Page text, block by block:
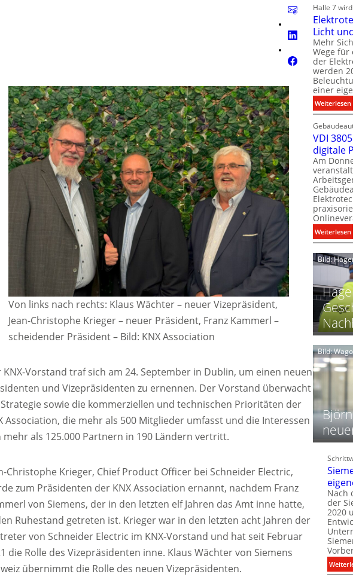
Von links nach rechts: Klaus Wächter – neuer Vizepräsident,
Jean-Christophe Krieger – neuer Präsident, Franz Kammerl –
scheidender Präsident– Bild: KNX Association
KNX-Vorstand traf sich am 24. September in Dublin, um einen neuen
und Vizepräsidenten zu ernennen. Der Vorstand überwacht
sowie die kommerziellen und technischen Prioritäten der
Association, die mehr als 500 Mitglieder umfasst und die Interessen
mehr als 125.000 Partnern in 190 Ländern vertritt.
Christophe Krieger, Chief Product Officer bei Schneider Electric,
zum Präsidenten der KNX Association ernannt, nachdem Franz
von Siemens, der in den letzten elf Jahren das Amt inne hatte,
Ruhestand getreten ist. Krieger war in den letzten acht Jahren der
von Schneider Electric im KNX-Vorstand und hat seit Februar
die Rolle des Vizepräsidenten inne. Klaus Wächter von Siemens
übernimmt die Rolle des neuen Vizepräsidenten.
i
k
t
i
i
t
s
t
.
l
i
f
r
a
l
l
e
t
e
r
r
ü
Halle 7
Licht
Mehr
Wege für
der
werden
einer
Weiterlesen:
l
e
k
t
r
t
c
n
2
c
h
t
l
e
c
t
VDI
digitale
Am
Weiterlesen:
I
0
5
l
s
s
e
f
r
i
g
i
t
l
Bild:
Bild:
Nach
der
2020